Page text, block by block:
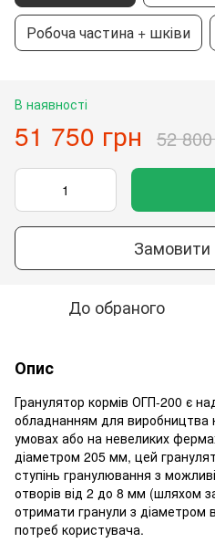
Робоча частина + шківи
В наявності
51 750 грн 52
До обраного
Опис
Гранулятор кормів ОГП-200 є
обладнанням для виробництва
умовах або на невеликих
діаметром 205 мм, цей
ступінь гранулювання з
отворів від 2 до 8 мм (шляхом
отримати гранули з діаметром
потреб користувача.